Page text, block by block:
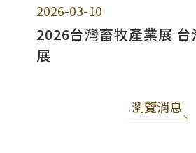
2026-03-10
2026台灣畜牧產業展 台
展
瀏覽消息